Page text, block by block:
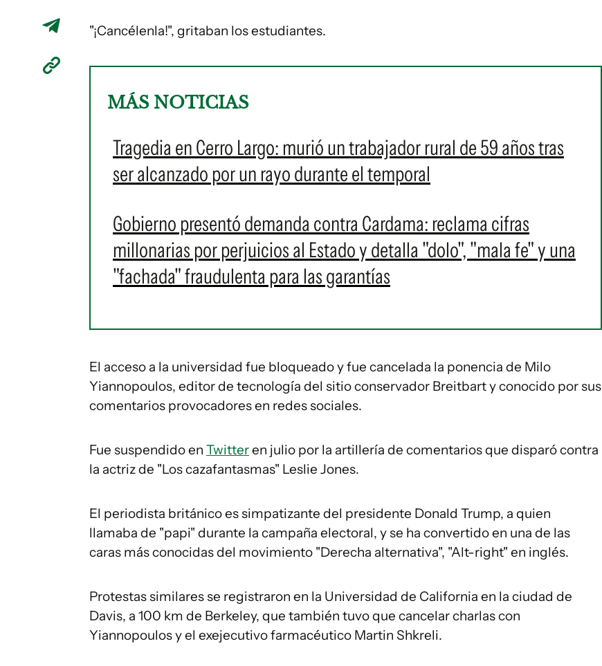
"¡Cancélenla!", gritaban los estudiantes.
MÁS NOTICIAS
Tragedia en Cerro Largo: murió un trabajador rural de 59 años tras
ser alcanzado por un rayo durante el temporal
Gobierno presentó demanda contra Cardama: reclama cifras
millonarias por perjuicios al Estado y detalla "dolo", "mala fe" y una
"fachada" fraudulenta para las garantías
El acceso a la universidad fue bloqueado y fue cancelada la ponencia de Milo
Yiannopoulos, editor de tecnología del sitio conservador Breitbart y conocido por sus
comentarios provocadores en redes sociales.
Fue suspendido en Twitteren julio por la artillería de comentarios que disparó contra
la actriz de "Los cazafantasmas" Leslie Jones.
El periodista británico es simpatizante del presidente Donald Trump, a quien
llamaba de "papi" durante la campaña electoral, y se ha convertido en una de las
caras más conocidas del movimiento "Derecha alternativa", "Alt-right" en inglés.
Protestas similares se registraron en la Universidad de California en la ciudad de
Davis, a 100 km de Berkeley, que también tuvo que cancelar charlas con
Yiannopoulos y el exejecutivo farmacéutico Martin Shkreli.